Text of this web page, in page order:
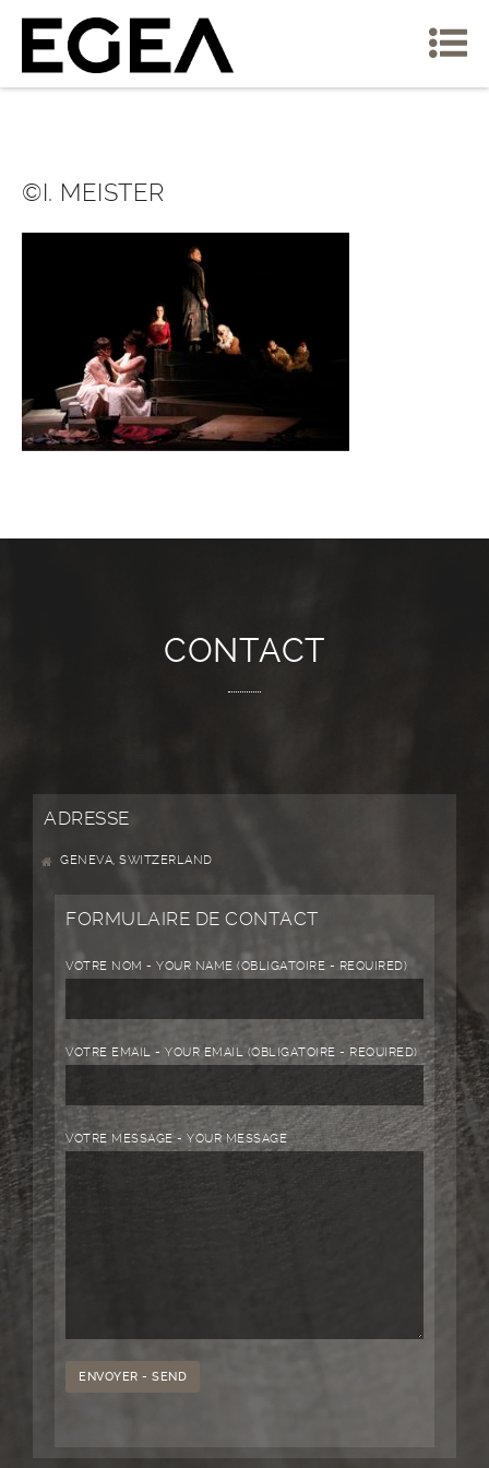
©I. MEISTER
CONTACT
ADRESSE
GENEVA, SWITZERLAND
FORMULAIRE DE CONTACT
VOTRE NOM - YOUR NAME (OBLIGATOIRE - REQUIRED)
VOTRE EMAIL - YOUR EMAIL (OBLIGATOIRE - REQUIRED)
VOTRE MESSAGE - YOUR MESSAGE